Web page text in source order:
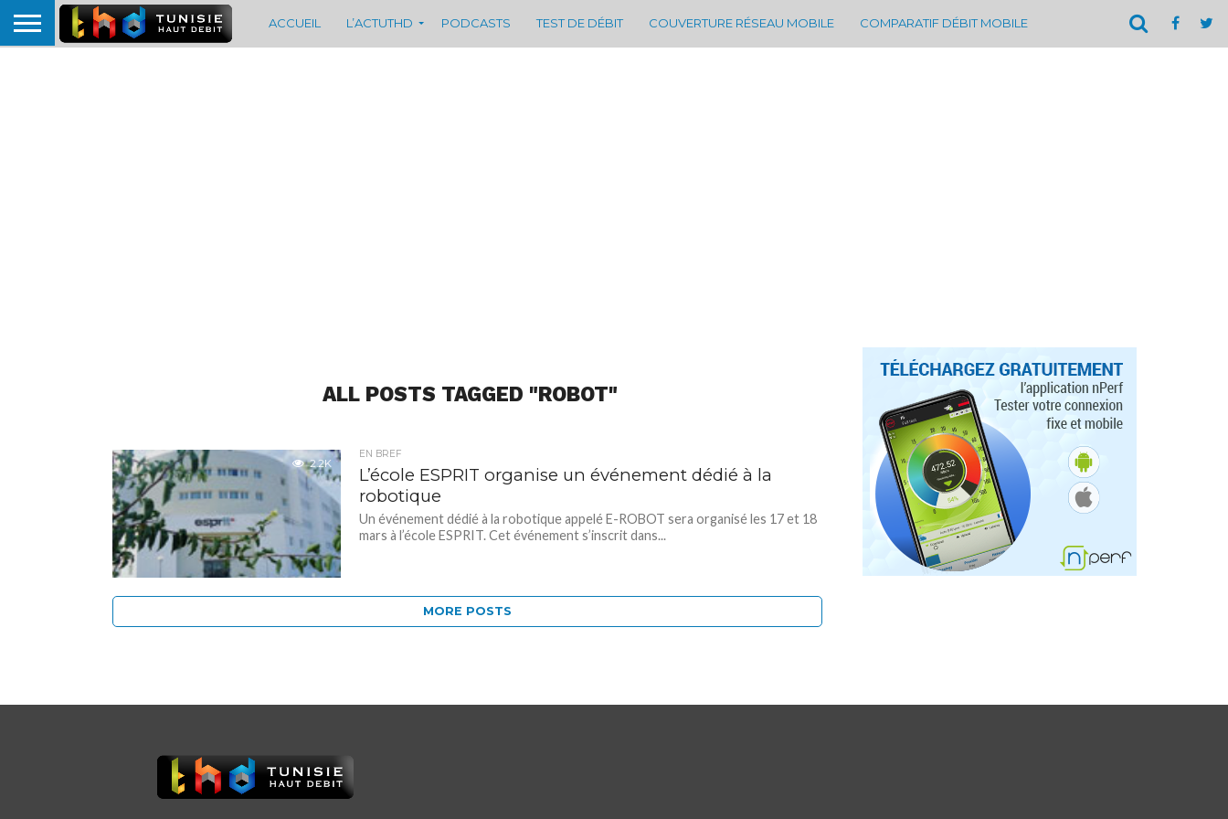
ACCUEIL L’ACTUTHD PODCASTS TEST DE DÉBIT COUVERTURE RÉSEAU MOBILE COMPARATIF DÉBIT MOBILE
ALL POSTS TAGGED "ROBOT"
2.2K
EN BREF
L’école ESPRIT organise un événement dédié à la
robotique
Un événement dédié à la robotique appelé E-ROBOT sera organisé les 17 et 18
mars à l’école ESPRIT. Cet événement s’inscrit dans...
MORE POSTS